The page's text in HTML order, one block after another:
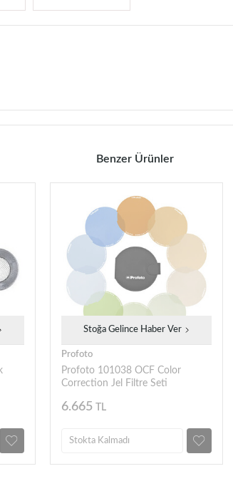
Benzer Ürünler
Stoğa Gelince Haber Ver
Profoto
Profoto 101038 OCF Color
Correction Jel Filtre Seti
6.665 TL
Stokta Kalmadı